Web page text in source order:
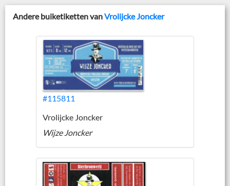
Andere buiketiketten vanVrolijcke Joncker
#115811
Vrolijcke Joncker
Wijze Joncker